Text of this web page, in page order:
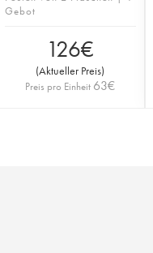
Gebot
126€
(Aktueller Preis)
Preis pro Einheit 63€